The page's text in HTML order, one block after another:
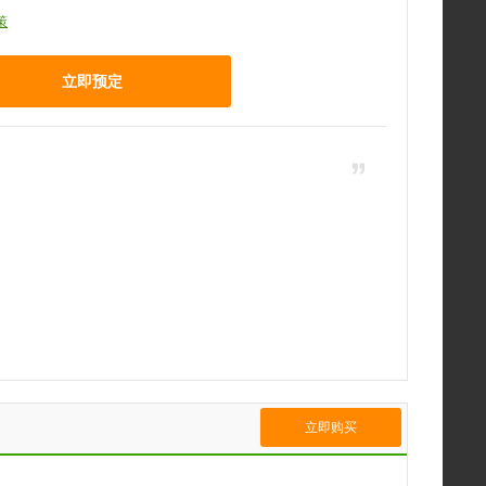
立即预定
立即购买